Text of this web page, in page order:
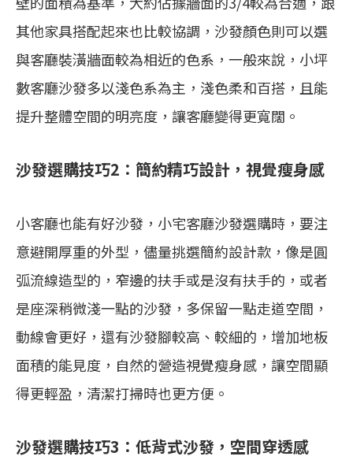
其他家具搭配起來也比較協調，沙發顏色則可以選
與客廳裝潢牆面較為相近的色系，一般來說，小坪
數客廳沙發多以淺色系為主，淺色柔和百搭，且能
提升整體空間的明亮度，讓客廳變得更寬闊。
沙發選購技巧2：簡約精巧設計，視覺瘦身感
小客廳也能有好沙發，小宅客廳沙發選購時，要注
意避開厚重的外型，儘量挑選簡約設計款，像是圓
弧流線造型的，窄邊的扶手或是沒有扶手的，或者
是座深稍微淺一點的沙發，多保留一點走道空間，
動線會更好，還有沙發腳較高、較細的，增加地板
面積的能見度，自然的營造視覺瘦身感，讓空間顯
得更輕盈，清潔打掃時也更方便。
沙發選購技巧3：低背式沙發，空間穿透感